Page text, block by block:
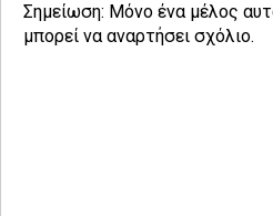
Σημείωση: Μόνο ένα μέλος
μπορεί να αναρτήσει σχόλιο.